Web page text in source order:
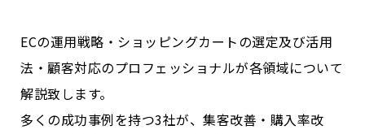
ECの運用戦略・ショッピングカートの選定及び活用
法・顧客対応のプロフェッショナルが各領域について
解説致します。
多くの成功事例を持つ3社が、集客改善・購入率改